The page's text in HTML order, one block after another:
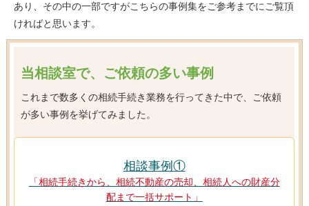
あり、その中の一部ですがこちらの事例集をご参考までにご覧頂
ければと思います。
当相談室で、ご依頼の多い事例
これまで数多くの相続手続き業務を行ってきた中で、ご依頼
が多い事例を挙げてみました。
相談事例①
「相続手続きから、相続不動産の売却、相続人への財産分
配まで一括サポート」